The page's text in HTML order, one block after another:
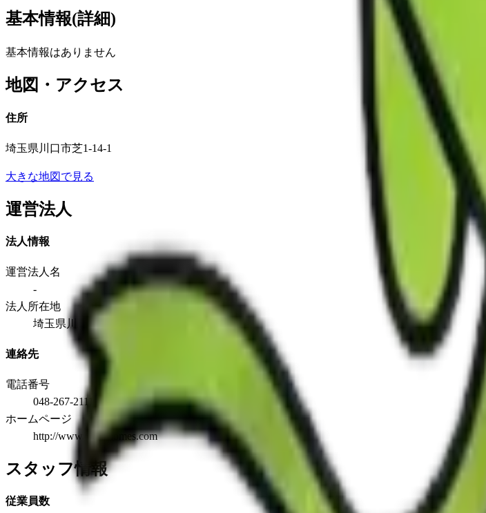
基本情報(詳細)
基本情報はありません
地図・アクセス
住所
埼玉県川口市芝1-14-1
大きな地図で見る
運営法人
法人情報
運営法人名
-
法人所在地
埼玉県川口市芝1-14-1
連絡先
電話番号
048-267-2111
ホームページ
http://www.pure-homes.com
スタッフ情報
従業員数